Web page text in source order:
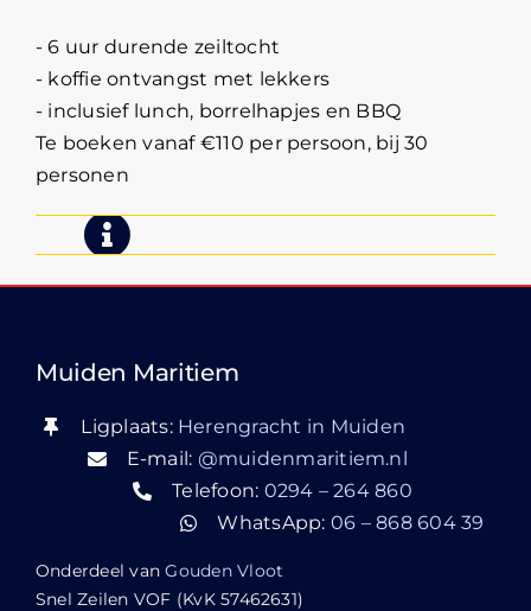
- 6 uur durende zeiltocht
- koffie ontvangst met lekkers
- inclusief lunch, borrelhapjes en BBQ
Te boeken vanaf €110 per persoon, bij 30
personen
Muiden Maritiem
Ligplaats: Herengracht in Muiden
E-mail: @muidenmaritiem.nl
Telefoon: 0294 – 264 860
WhatsApp: 06 – 868 604 39
Onderdeel vanGouden Vloot
Snel Zeilen VOF (KvK 57462631)